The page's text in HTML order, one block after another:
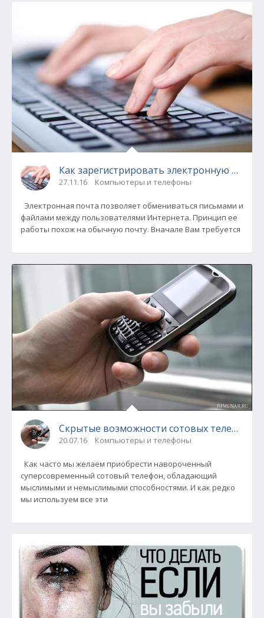
Как зарегистрировать электронную почту
27.11.16 Компьютеры и телефоны
Электронная почта позволяет обмениваться письмами и
файлами между пользователями Интернета. Принцип ее
работы похож на обычную почту. Вначале Вам требуется
Скрытые возможности сотовых телефонов
20.07.16 Компьютеры и телефоны
Как часто мы желаем приобрести навороченный
суперсовременный сотовый телефон, обладающий
мыслимыми и немыслимыми способностями. И как редко
мы используем все эти